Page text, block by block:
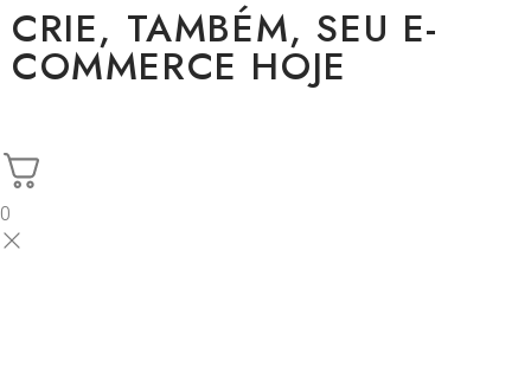
CRIE, TAMBÉM, SEU E-
COMMERCE HOJE
0